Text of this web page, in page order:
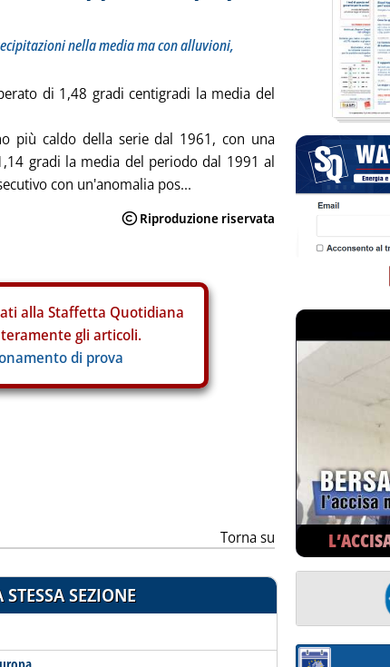
nella media ma con alluvioni,
di 1,48 gradi centigradi la media del
più caldo della serie dal 1961, con una
gradi la media del periodo dal 1991 al
con un'anomalia pos...
alla Staffetta Quotidiana
gli articoli.
di prova
Torna su
SEZIONE